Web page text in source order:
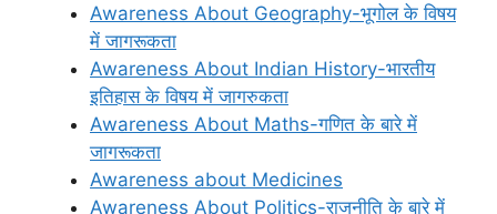
Awareness About Geography-भूगोल के विषय
में जागरूकता
Awareness About Indian History-भारतीय
इतिहास के विषय में जागरुकता
Awareness About Maths-गणित के बारे में
जागरूकता
Awareness about Medicines
Awareness About Politics-राजनीति के बारे में